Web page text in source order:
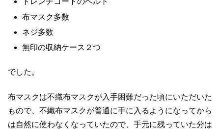
布マスク多数
ネジ多数
無印の収納ケース２つ
でした。
布マスクは不織布マスクが入手困難だった頃にいただいた
もので、不織布マスクが普通に手に入るようになってから
は自然に使わなくなっていたので、手元に残っていた分は